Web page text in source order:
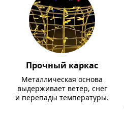
Прочный каркас
Металлическая основа
выдерживает ветер, снег
и перепады температуры.